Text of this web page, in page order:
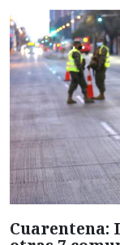
Cuarentena: